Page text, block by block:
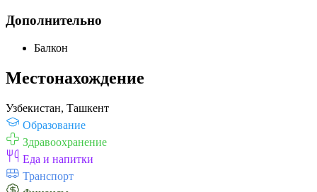
Дополнительно
Балкон
Местонахождение
Узбекистан, Ташкент
Образование
Здравоохранение
Еда и напитки
Транспорт